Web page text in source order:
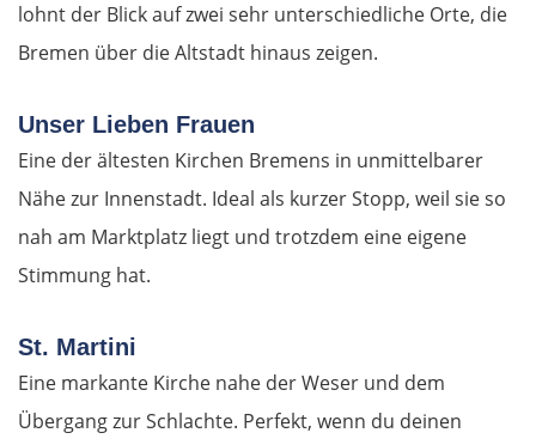
lohnt der Blick auf zwei sehr unterschiedliche Orte, die
Bremen über die Altstadt hinaus zeigen.
Unser Lieben Frauen
Eine der ältesten Kirchen Bremens in unmittelbarer
Nähe zur Innenstadt. Ideal als kurzer Stopp, weil sie so
nah am Marktplatz liegt und trotzdem eine eigene
Stimmung hat.
St. Martini
Eine markante Kirche nahe der Weser und dem
Übergang zur Schlachte. Perfekt, wenn du deinen
Xanthi
Asprovalta
Katerini
Elassona
Kalambaka